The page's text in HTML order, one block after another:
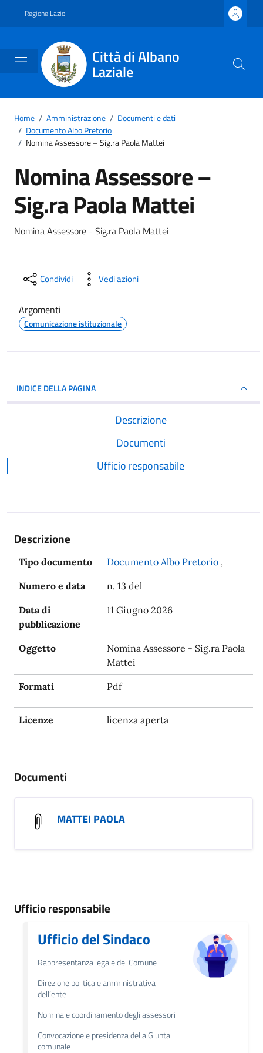
Regione Lazio
Città di Albano
Laziale
Home / Amministrazione / Documenti e dati
/ Documento Albo Pretorio
/ Nomina Assessore – Sig.ra Paola Mattei
Nomina Assessore –
Sig.ra Paola Mattei
Dettagli del documento
Nomina Assessore - Sig.ra Paola Mattei
Condividi Vedi azioni
Argomenti
Comunicazione istituzionale
INDICE DELLA PAGINA
Descrizione
Documenti
Ufficio responsabile
Descrizione
Tipo documento Documento Albo Pretorio ,
Numero e data n. 13 del
Data di
pubblicazione
11 Giugno 2026
Oggetto
Nomina Assessore - Sig.ra Paola
Mattei
Formati Pdf
Licenze licenza aperta
Documenti
MATTEI PAOLA
Ufficio responsabile
Ufficio del Sindaco
Rappresentanza legale del Comune
Direzione politica e amministrativa
dell’ente
Nomina e coordinamento degli assessori
Convocazione e presidenza della Giunta
comunale